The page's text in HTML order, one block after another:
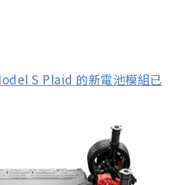
S Plaid 的新電池模組已